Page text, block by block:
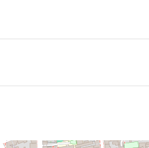
ulici, sve vam je nadohvat ruke.
jednostavan pristup širem